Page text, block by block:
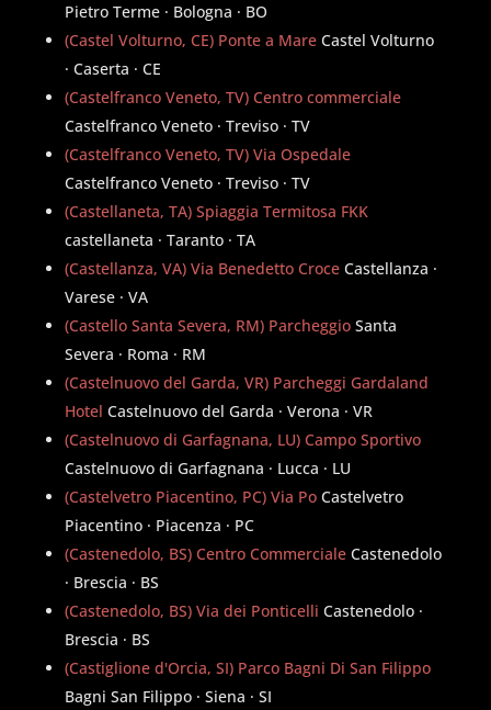
Pietro Terme · Bologna · BO
(Castel Volturno, CE) Ponte a Mare Castel Volturno
· Caserta · CE
(Castelfranco Veneto, TV) Centro commerciale
Castelfranco Veneto · Treviso · TV
(Castelfranco Veneto, TV) Via Ospedale
Castelfranco Veneto · Treviso · TV
(Castellaneta, TA) Spiaggia Termitosa FKK
castellaneta · Taranto · TA
(Castellanza, VA) Via Benedetto Croce Castellanza ·
Varese · VA
(Castello Santa Severa, RM) Parcheggio Santa
Severa · Roma · RM
(Castelnuovo del Garda, VR) Parcheggi Gardaland
Hotel Castelnuovo del Garda · Verona · VR
(Castelnuovo di Garfagnana, LU) Campo Sportivo
Castelnuovo di Garfagnana · Lucca · LU
(Castelvetro Piacentino, PC) Via Po Castelvetro
Piacentino · Piacenza · PC
(Castenedolo, BS) Centro Commerciale Castenedolo
· Brescia · BS
(Castenedolo, BS) Via dei Ponticelli Castenedolo ·
Brescia · BS
(Castiglione d'Orcia, SI) Parco Bagni Di San Filippo
Bagni San Filippo · Siena · SI